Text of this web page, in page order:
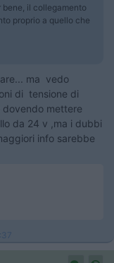
il collegamento
proprio a quello che
ma vedo
di tensione di
mettere
da 24 v ,ma i dubbi
info sarebbe